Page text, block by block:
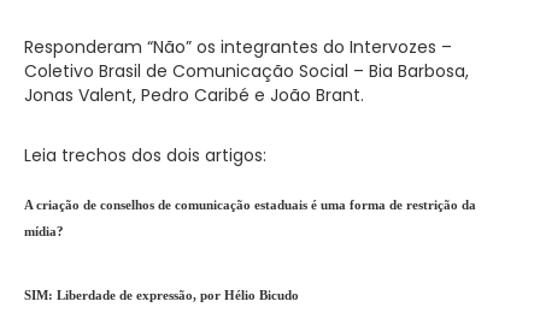
Responderam “Não” os integrantes do Intervozes –
Coletivo Brasil de Comunicação Social – Bia Barbosa,
Jonas Valent, Pedro Caribé e João Brant.
Leia trechos dos dois artigos:
A criação de conselhos de comunicação estaduais é uma forma de restrição da
mídia?
SIM: Liberdade de expressão, por Hélio Bicudo